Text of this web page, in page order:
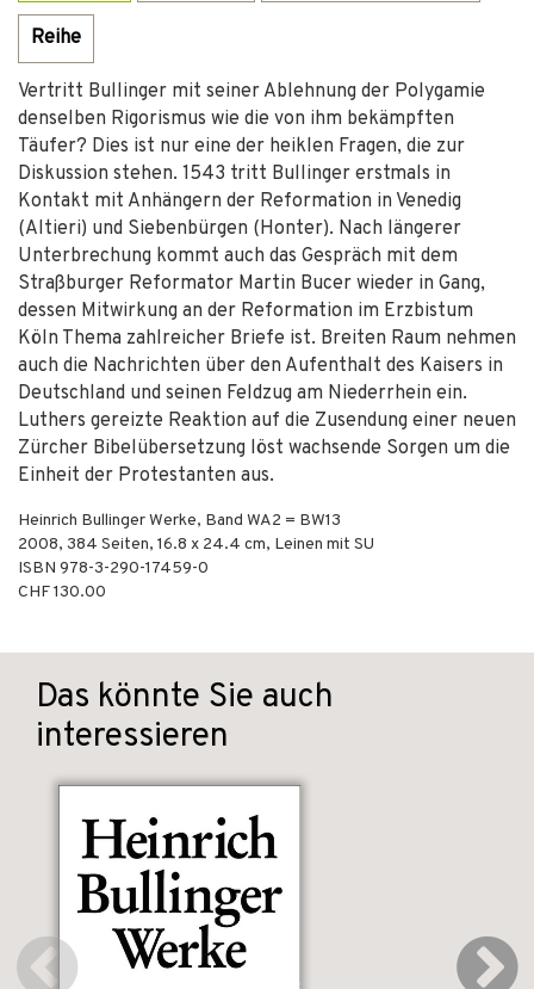
Reihe
Vertritt Bullinger mit seiner Ablehnung der Polygamie
denselben Rigorismus wie die von ihm bekämpften
Täufer? Dies ist nur eine der heiklen Fragen, die zur
Diskussion stehen. 1543 tritt Bullinger erstmals in
Kontakt mit Anhängern der Reformation in Venedig
(Altieri) und Siebenbürgen (Honter). Nach längerer
Unterbrechung kommt auch das Gespräch mit dem
Straßburger Reformator Martin Bucer wieder in Gang,
dessen Mitwirkung an der Reformation im Erzbistum
Köln Thema zahlreicher Briefe ist. Breiten Raum nehmen
auch die Nachrichten über den Aufenthalt des Kaisers in
Deutschland und seinen Feldzug am Niederrhein ein.
Luthers gereizte Reaktion auf die Zusendung einer neuen
Zürcher Bibelübersetzung löst wachsende Sorgen um die
Einheit der Protestanten aus.
Heinrich Bullinger Werke, Band WA2 = BW13
2008, 384 Seiten, 16.8 x 24.4 cm, Leinen mit SU
ISBN 978-3-290-17459-0
CHF 130.00
Das könnte Sie auch
interessieren